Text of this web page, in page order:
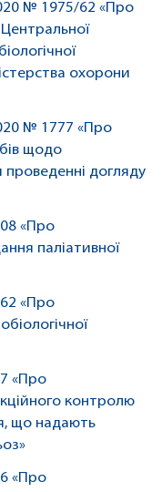
№ 1975/62 «Про
охорони
№ 1777 «Про
щодо
проведенні догляду
«Про
паліативної
«Про
«Про
контролю
що надають
«Про